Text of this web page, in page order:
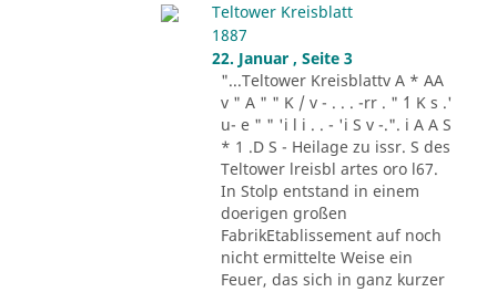
Teltower Kreisblatt
1887
22. Januar , Seite 3
"...Teltower Kreisblattv A * AA
v " A " " K / v - . . . -rr . " ´1 K s .'
u- e " " 'i l i . . - 'i S v -.". i A A S
* 1 .D S - Heilage zu issr. S des
Teltower lreisbl artes oro l67.
In Stolp entstand in einem
doerigen großen
FabrikEtablissement auf noch
nicht ermittelte Weise ein
Feuer, das sich in ganz kurzer